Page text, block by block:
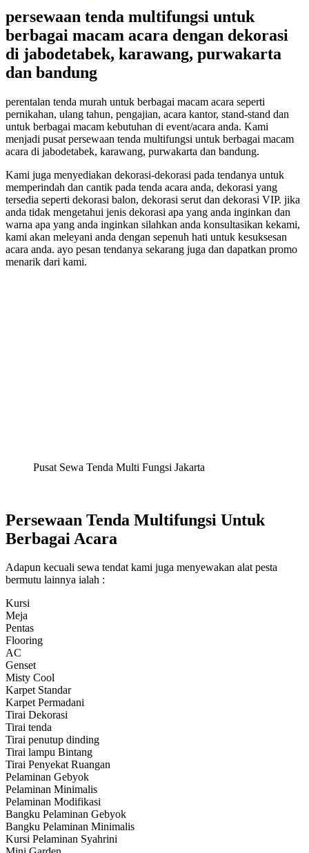
persewaan tenda multifungsi untuk
berbagai macam acara dengan dekorasi
di jabodetabek, karawang, purwakarta
dan bandung
perentalan tenda murah untuk berbagai macam acara seperti
pernikahan, ulang tahun, pengajian, acara kantor, stand-stand dan
untuk berbagai macam kebutuhan di event/acara anda. Kami
menjadi pusat persewaan tenda multifungsi untuk berbagai macam
acara di jabodetabek, karawang, purwakarta dan bandung.
Kami juga menyediakan dekorasi-dekorasi pada tendanya untuk
memperindah dan cantik pada tenda acara anda, dekorasi yang
tersedia seperti dekorasi balon, dekorasi serut dan dekorasi VIP. jika
anda tidak mengetahui jenis dekorasi apa yang anda inginkan dan
warna apa yang anda inginkan silahkan anda konsultasikan kekami,
kami akan meleyani anda dengan sepenuh hati untuk kesuksesan
acara anda. ayo pesan tendanya sekarang juga dan dapatkan promo
menarik dari kami.
Pusat Sewa Tenda Multi Fungsi Jakarta
Persewaan Tenda Multifungsi Untuk
Berbagai Acara
Adapun kecuali sewa tendat kami juga menyewakan alat pesta
bermutu lainnya ialah :
Kursi
Meja
Pentas
Flooring
AC
Genset
Misty Cool
Karpet Standar
Karpet Permadani
Tirai Dekorasi
Tirai tenda
Tirai penutup dinding
Tirai lampu Bintang
Tirai Penyekat Ruangan
Pelaminan Gebyok
Pelaminan Minimalis
Pelaminan Modifikasi
Bangku Pelaminan Gebyok
Bangku Pelaminan Minimalis
Kursi Pelaminan Syahrini